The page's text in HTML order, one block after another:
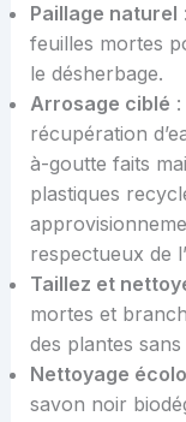
Paillage naturel
feuilles mortes
le désherbage.
Arrosage ciblé
récupération
à-goutte faits
plastiques
respectueux de
Taillez et
mortes et
des plantes
Nettoyage
savon noir